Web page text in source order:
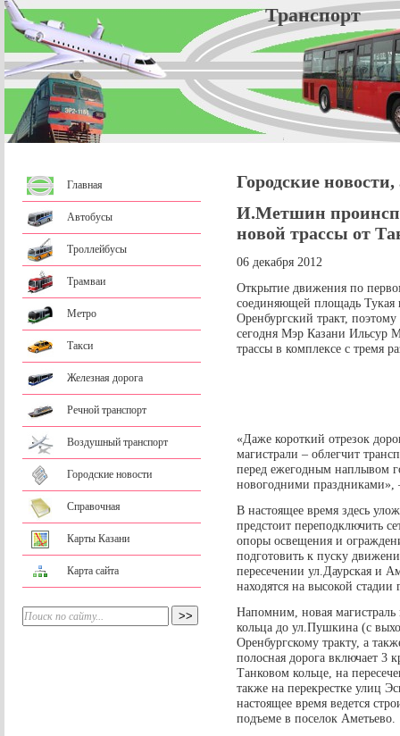
Главная
Автобусы
Троллейбусы
Трамваи
Метро
Такси
Железная дорога
Речной транспорт
Воздушный транспорт
Городские новости
Справочная
Карты Казани
Карта сайта
Городские
И.Метшин
новой трассы от
06 декабря 2012
Открытие движения по
соединяющей площадь Тукая
Оренбургский тракт,
сегодня Мэр Казани Ильсур
трассы в комплексе с тремя
«Даже короткий отрезок
магистрали – облегчит
перед ежегодным наплывом
новогодними праздниками»,
В настоящее время здесь
предстоит переподключить
опоры освещения и
подготовить к пуску
пересечении ул.Даурская и
находятся на высокой стадии
Напомним, новая
кольца до ул.Пушкина (с
Оренбургскому тракту, а
полосная дорога включает 3
Танковом кольце, на
также на перекрестке улиц
настоящее время ведется
подъеме в поселок Аметьево.